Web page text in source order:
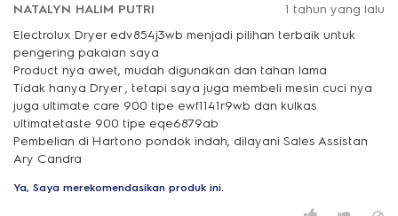
NATALYN HALIM PUTRI
1 tahun yang lalu
Electrolux Dryer edv854j3wb menjadi pilihan terbaik untuk
pengering pakaian saya
Product nya awet, mudah digunakan dan tahan lama
Tidak hanya Dryer , tetapi saya juga membeli mesin cuci nya
juga ultimate care 900 tipe ewf1141r9wb dan kulkas
ultimatetaste 900 tipe eqe6879ab
Pembelian di Hartono pondok indah, dilayani Sales Assistan
Ary Candra
Ya, Saya merekomendasikan produk ini.